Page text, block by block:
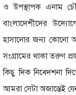
ও উপস্থাপক এনাম
বাংলাদেশীদের
হাসানোর জন্য কোনো
সংগ্রামের থাকা তরুণ
কিছু দিক নিৰ্দেশনা
আমরা সেটা অজান্তেই